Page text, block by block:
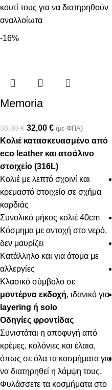
κουτί τους για να διατηρηθούν
αναλλοίωτα
-16%
Memoria
38,00€ 32,00 € (με ΦΠΑ)
Κολιέ κατασκευασμένο από
eco leather και ατσάλινο
στοιχείο (316L)
Κολιέ με λεπτό σχοινί και
κρεμαστό στοιχείο σε σχήμα
καρδιάς
Συνολικό μήκος κολιέ 40cm
Κόσμημα με αντοχή στο νερό,
δεν μαυρίζει
Κατάλληλο και για άτομα με
αλλεργίες
Κλασικό σύμβολο σε
μοντέρνα εκδοχή, ιδανικό για
layering ή solo
Οδηγίες φροντίδας
Συνιστάται η αποφυγή από
κρέμες, κολόνιες και έλαια,
όπως σε όλα τα κοσμήματα για
να διατηρηθεί η λάμψη τους.
Φυλάσσετε τα κοσμήματα στο